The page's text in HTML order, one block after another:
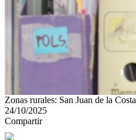
Zonas rurales: San Juan de la Costa
24/10/2025
Compartir